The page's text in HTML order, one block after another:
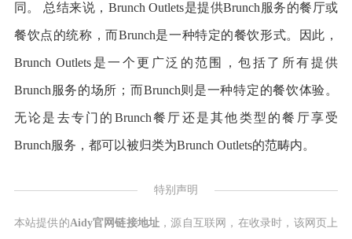
同。 总结来说，Brunch Outlets是提供Brunch服务的餐厅或
餐饮点的统称，而Brunch是一种特定的餐饮形式。因此，
Brunch Outlets是一个更广泛的范围，包括了所有提供
Brunch服务的场所；而Brunch则是一种特定的餐饮体验。
无论是去专门的Brunch餐厅还是其他类型的餐厅享受
Brunch服务，都可以被归类为Brunch Outlets的范畴内。
特别声明
本站提供的Aidy官网链接地址 ，源自互联网，在收录时，该网页上